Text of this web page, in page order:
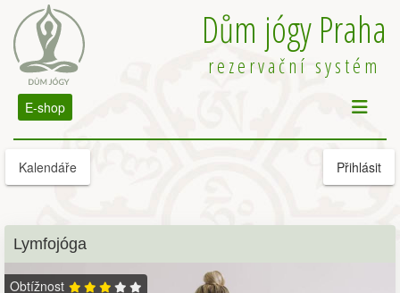
Dům jógy Praha
rezervační systém
E-shop
Kalendáře Přihlásit
Lymfojóga
Obtížnost